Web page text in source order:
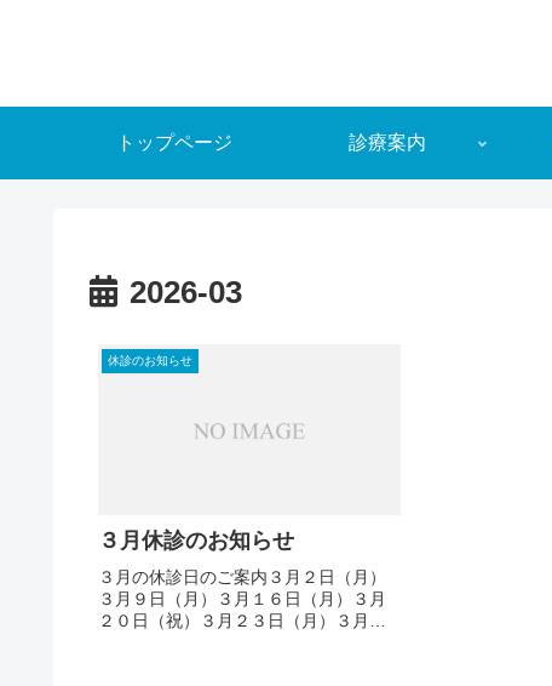
トップページ 診療案内
2026-03
休診のお知らせ
３月休診のお知らせ
３月の休診日のご案内３月２日（月）
３月９日（月）３月１６日（月）３月
２０日（祝）３月２３日（月）３月３